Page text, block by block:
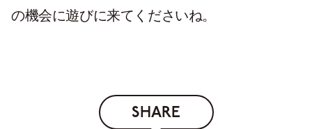
の機会に遊びに来てくださいね。
SHARE